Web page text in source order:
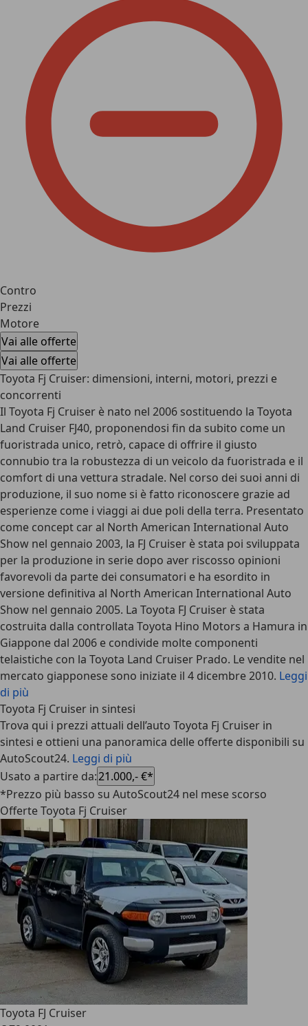
Contro
Prezzi
Motore
Vai alle offerte
Vai alle offerte
Toyota Fj Cruiser: dimensioni, interni, motori, prezzi e
concorrenti
Il Toyota Fj Cruiser è nato nel 2006 sostituendo la Toyota
Land Cruiser FJ40, proponendosi fin da subito come un
fuoristrada unico, retrò, capace di offrire il giusto
connubio tra la robustezza di un veicolo da fuoristrada e il
comfort di una vettura stradale. Nel corso dei suoi anni di
produzione, il suo nome si è fatto riconoscere grazie ad
esperienze come i viaggi ai due poli della terra. Presentato
come concept car al North American International Auto
Show nel gennaio 2003, la FJ Cruiser è stata poi sviluppata
per la produzione in serie dopo aver riscosso opinioni
favorevoli da parte dei consumatori e ha esordito in
versione definitiva al North American International Auto
Show nel gennaio 2005. La Toyota FJ Cruiser è stata
costruita dalla controllata Toyota Hino Motors a Hamura in
Giappone dal 2006 e condivide molte componenti
telaistiche con la Toyota Land Cruiser Prado. Le vendite nel
mercato giapponese sono iniziate il 4 dicembre 2010. Leggi
di più
Toyota Fj Cruiser in sintesi
Trova qui i prezzi attuali dell’auto Toyota Fj Cruiser in
sintesi e ottieni una panoramica delle offerte disponibili su
AutoScout24. Leggi di più
Usato a partire da:21.000,- €*
*Prezzo più basso su AutoScout24 nel mese scorso
Offerte Toyota Fj Cruiser
Toyota FJ Cruiser